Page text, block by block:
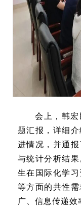
会上，韩
题汇报，详细
进情况，并通
与统计分析结
生在国际化学
等方面的共性
广、信息传递效